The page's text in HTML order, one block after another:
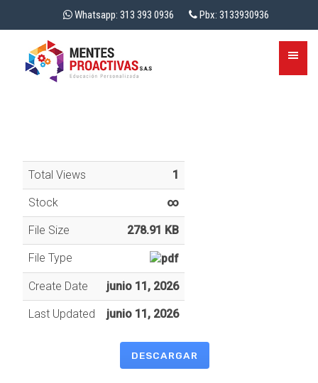
Whatsapp: 313 393 0936 Pbx: 3133930936
Total Views 1
Stock ∞
File Size 278.91 KB
File Type
Create Date junio 11, 2026
Last Updated junio 11, 2026
DESCARGAR